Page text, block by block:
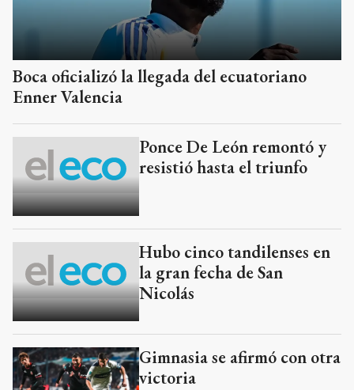
Boca oficializó la llegada del ecuatoriano
Enner Valencia
Ponce De León remontó y
resistió hasta el triunfo
Hubo cinco tandilenses en
la gran fecha de San
Nicolás
Gimnasia se afirmó con otra
victoria